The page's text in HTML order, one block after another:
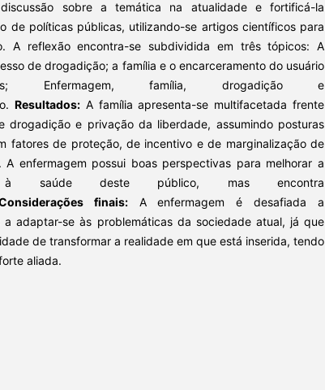
sobre a temática na atualidade e fortificá-la
de políticas públicas, utilizando-se artigos científicos para
A reflexão encontra-se subdividida em três tópicos: A
de drogadição; a família e o encarceramento do usuário
Enfermagem, família, drogadição e
Resultados:A família apresenta-se multifacetada frente
drogadição e privação da liberdade, assumindo posturas
fatores de proteção, de incentivo e de marginalização de
A enfermagem possui boas perspectivas para melhorar a
à saúde deste público, mas encontra
finais:A enfermagem é desafiada a
a adaptar-se às problemáticas da sociedade atual, já que
de transformar a realidade em que está inserida, tendo
aliada.